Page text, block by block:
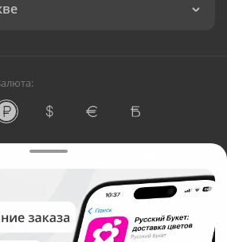
доставки цветов в Москве
ответственностью «Технология»
ИНН: 5410081997
Новосибирск, ул. Ипподромская,